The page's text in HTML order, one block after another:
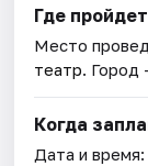
Где
Место
театр. Город
Когда
Дата и